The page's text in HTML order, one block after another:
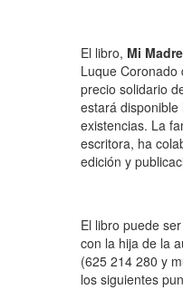
El libro, Mi Madre
Luque Coronado
precio solidario
estará
existencias. La
escritora, ha
edición y
El libro puede
con la hija de la
(625 214 280 y
los siguientes